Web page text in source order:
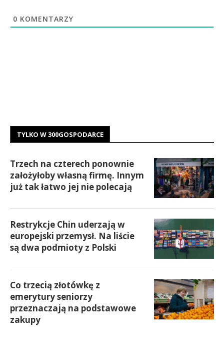
0 KOMENTARZY
TYLKO W 300GOSPODARCE
Trzech na czterech ponownie
założyłoby własną firmę. Innym
już tak łatwo jej nie polecają
Restrykcje Chin uderzają w
europejski przemysł. Na liście
są dwa podmioty z Polski
Co trzecią złotówkę z
emerytury seniorzy
przeznaczają na podstawowe
zakupy